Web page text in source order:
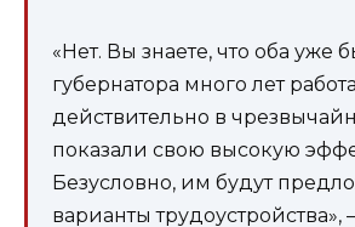
«Нет. Вы знаете, что оба уже
губернатора много лет
действительно в
показали свою высокую
Безусловно, им будут
варианты